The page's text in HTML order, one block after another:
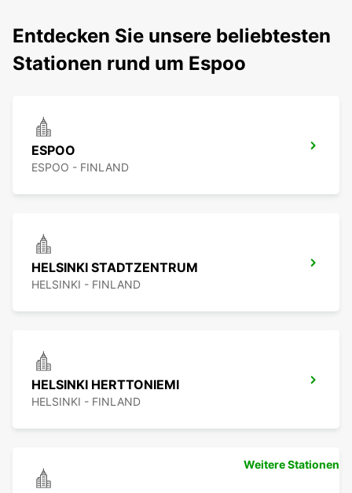
Entdecken Sie unsere beliebtesten
Stationen rund um Espoo
ESPOO
ESPOO - FINLAND
HELSINKI STADTZENTRUM
HELSINKI - FINLAND
HELSINKI HERTTONIEMI
HELSINKI - FINLAND
Weitere Stationen